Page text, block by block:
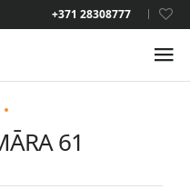
+371 28308777
LAT
ENG
61